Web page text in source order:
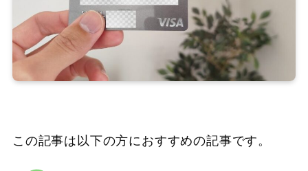
この記事は以下の方におすすめの記事です。